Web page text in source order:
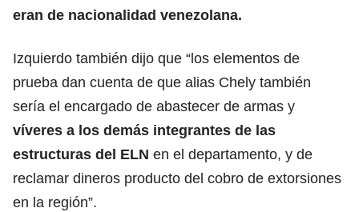
eran de nacionalidad venezolana.
Izquierdo también dijo que “los elementos de
prueba dan cuenta de que alias Chely también
sería el encargado de abastecer de armas y
víveres a los demás integrantes de las
estructuras del ELN en el departamento, y de
reclamar dineros producto del cobro de extorsiones
en la región”.